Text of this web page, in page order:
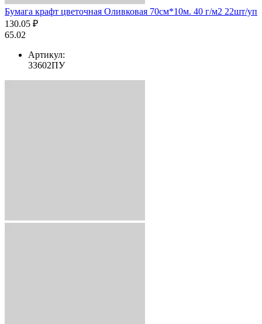
Бумага крафт цветочная Оливковая 70см*10м. 40 г/м2 22шт/уп
130.05 ₽
65.02
Артикул:
33602ПУ